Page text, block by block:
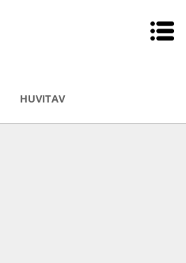
HUVITAV